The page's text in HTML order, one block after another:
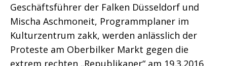
Geschäftsführer der Falken Düsseldorf und
Mischa Aschmoneit, Programmplaner im
Kulturzentrum zakk, werden anlässlich der
Proteste am Oberbilker Markt gegen die
extrem rechten „Republikaner“ am 19.3.2016